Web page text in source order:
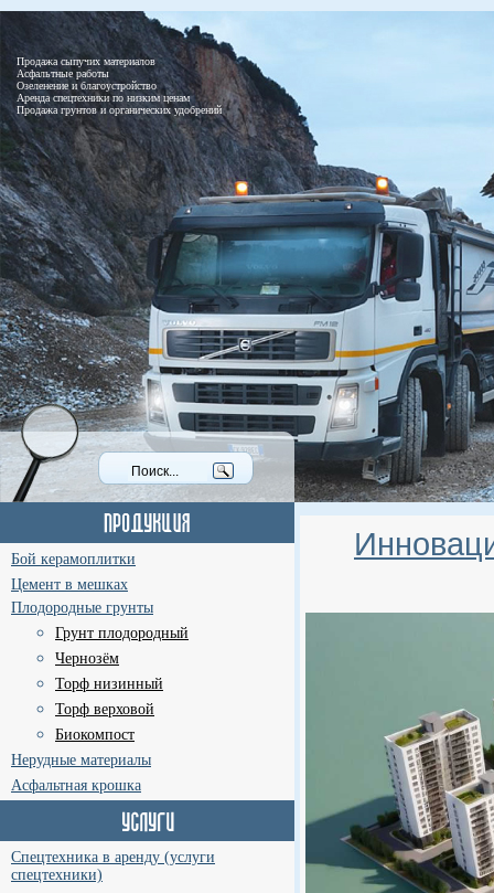
Продажа сыпучих материалов
Асфальтные работы
Озеленение и благоустройство
Аренда спецтехники по низким ценам
Продажа грунтов и органических удобрений
Бой керамоплитки
Цемент в мешках
Плодородные грунты
Грунт плодородный
Чернозём
Торф низинный
Торф верховой
Биокомпост
Нерудные материалы
Асфальтная крошка
Спецтехника в аренду (услуги
спецтехники)